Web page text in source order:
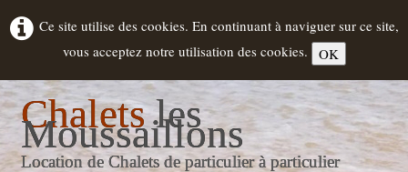
Ce site utilise des cookies. En continuant à naviguer sur ce site,
vous acceptez notre utilisation des cookies.
OK
Chaletsles
Moussaillons
Location de Chalets de particulier à particulier